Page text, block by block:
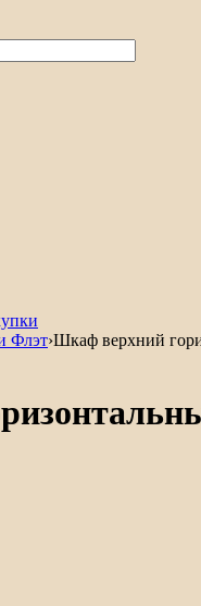
Флэт›Шкаф верхний